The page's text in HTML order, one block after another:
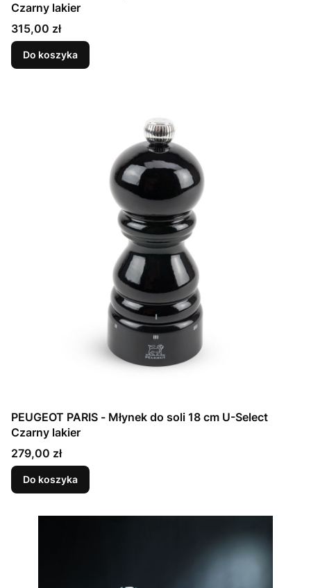
Czarny lakier
Cena
315,00 zł
Do koszyka
PEUGEOT PARIS - Młynek do soli 18 cm U-Select
Czarny lakier
Cena
279,00 zł
Do koszyka